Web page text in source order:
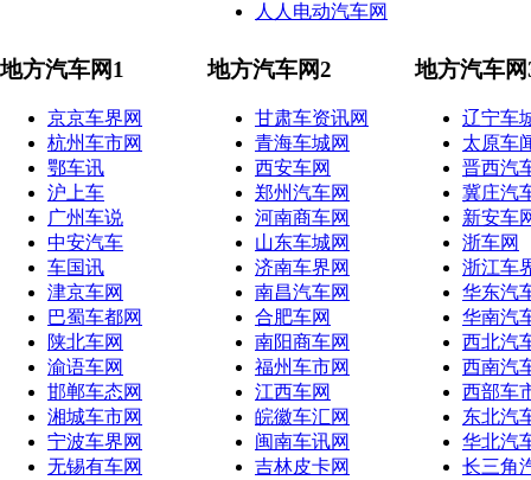
人人电动汽车网
地方汽车网1
京京车界网
杭州车市网
鄂车讯
沪上车
广州车说
中安汽车
车国讯
津京车网
巴蜀车都网
陕北车网
渝语车网
邯郸车态网
湘城车市网
宁波车界网
无锡有车网
地方汽车网2
甘肃车资讯网
青海车城网
西安车网
郑州汽车网
河南商车网
山东车城网
济南车界网
南昌汽车网
合肥车网
南阳商车网
福州车市网
江西车网
皖徽车汇网
闽南车讯网
吉林皮卡网
地方汽车网
辽宁车
太原车
晋西汽
冀庄汽
新安车
浙车网
浙江车
华东汽
华南汽
西北汽
西南汽
西部车
东北汽
华北汽
长三角